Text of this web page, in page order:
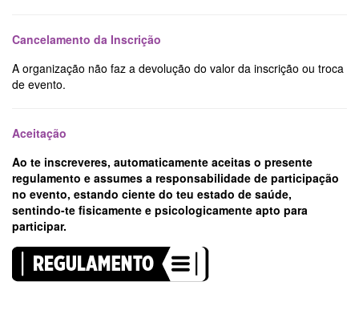
Cancelamento da Inscrição
A organização não faz a devolução do valor da inscrição ou troca
de evento.
Aceitação
Ao te inscreveres, automaticamente aceitas o presente
regulamento e assumes a responsabilidade de participação
no evento, estando ciente do teu estado de saúde,
sentindo-te fisicamente e psicologicamente apto para
participar.